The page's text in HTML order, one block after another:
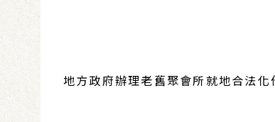
地方政府辦理老舊聚會所就地合法化